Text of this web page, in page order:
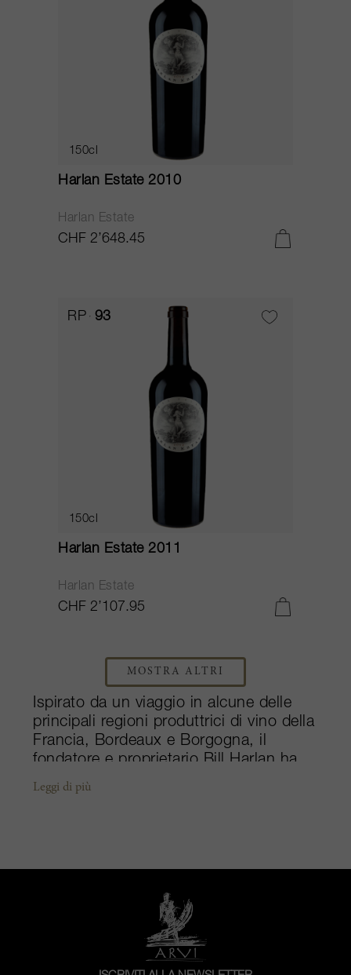
150cl
Harlan Estate 2010
Harlan Estate
CHF 2’648.45
RP 93
150cl
Harlan Estate 2011
Harlan Estate
CHF 2’107.95
MOSTRA ALTRI
Ispirato da un viaggio in alcune delle
principali regioni produttrici di vino della
Francia, Bordeaux e Borgogna, il
fondatore e proprietario Bill Harlan ha
deciso di creare la sua tenuta “Premier
Cru” in California. L'Harlan Estate è
proprietà, 17 ettari sono vitati,
prevalentemente con Cabernet
Sauvignon (70%) e con gli altri classici
di Bordeaux, Merlot (20%), Cabernet
Franc (8%) e Petit Verdot (2%). La
prima annata commerciale del loro vino
Leggi di più